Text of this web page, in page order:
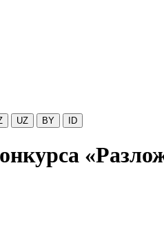
UZ BY ID